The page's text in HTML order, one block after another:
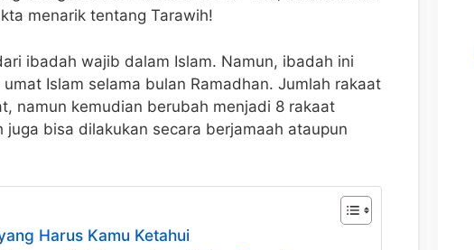
menarik tentang Tarawih!
ibadah wajib dalam Islam. Namun, ibadah ini
Islam selama bulan Ramadhan. Jumlah rakaat
namun kemudian berubah menjadi 8 rakaat
bisa dilakukan secara berjamaah ataupun
Harus Kamu Ketahui